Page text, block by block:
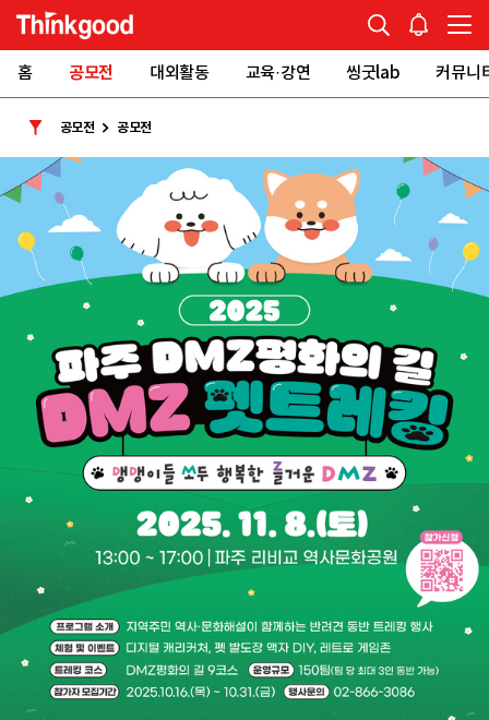
홈 공모전 대외활동 교육·강연 씽굿lab 커뮤니
공모전 공모전